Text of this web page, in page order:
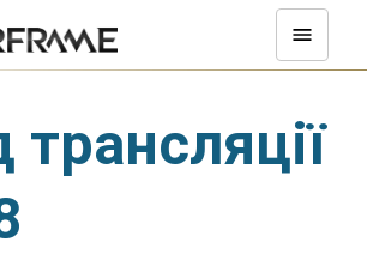
трансляції